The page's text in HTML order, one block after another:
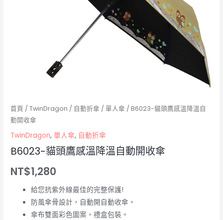
首頁 /TwinDragon / 自動折傘 /單人傘 / B6023-貓頭鷹感溫降溫自
動開收傘
TwinDragon,單人傘, 自動折傘
B6023-貓頭鷹感溫降溫自動開收傘
NT$1,280
給您抗紫外線最佳的完整保護!
防風傘骨設計，自動開自動收傘。
傘布雙面彩色圖案，禮盒包裝。